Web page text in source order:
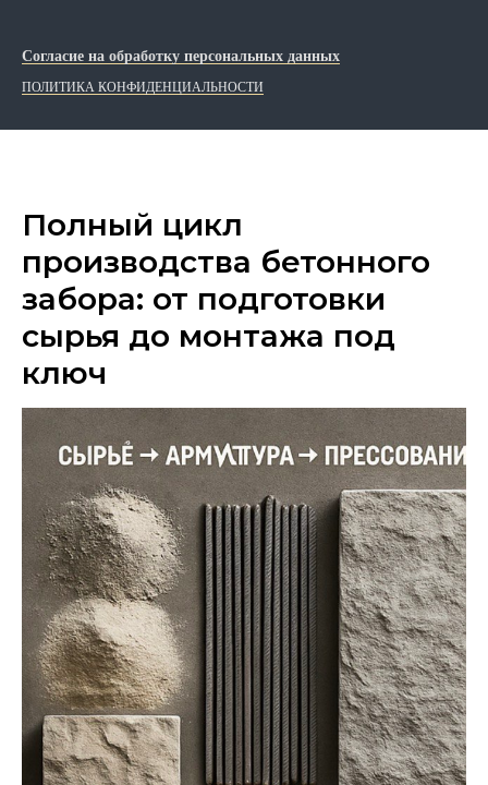
Согласие на обработку персональных данных
ПОЛИТИКА КОНФИДЕНЦИАЛЬНОСТИ
Полный цикл
производства бетонного
забора: от подготовки
сырья до монтажа под
ключ